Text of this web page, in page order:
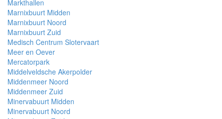
Markthallen
Marnixbuurt Midden
Marnixbuurt Noord
Marnixbuurt Zuid
Medisch Centrum Slotervaart
Meer en Oever
Mercatorpark
Middelveldsche Akerpolder
Middenmeer Noord
Middenmeer Zuid
Minervabuurt Midden
Minervabuurt Noord